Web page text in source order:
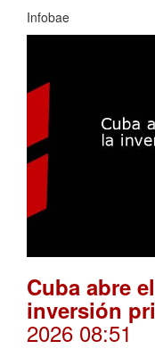
Infobae
Cuba abre
inversión
2026 08:51